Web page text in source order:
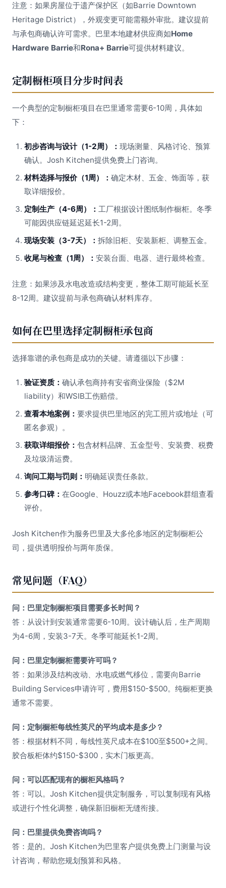
注意：如果房屋位于遗产保护区（如Barrie Downtown
Heritage District），外观变更可能需额外审批。建议提前
与承包商确认许可需求。巴里本地建材供应商如Home
Hardware Barrie和Rona+ Barrie可提供材料建议。
定制橱柜项目分步时间表
一个典型的定制橱柜项目在巴里通常需要6-10周，具体如
下：
初步咨询与设计（1-2周）： 现场测量、风格讨论、预算
确认。Josh Kitchen提供免费上门咨询。
材料选择与报价（1周）： 确定木材、五金、饰面等，获
取详细报价。
定制生产（4-6周）： 工厂根据设计图纸制作橱柜。冬季
可能因供应链延迟延长1-2周。
现场安装（3-7天）： 拆除旧柜、安装新柜、调整五金。
收尾与检查（1周）： 安装台面、电器、进行最终检查。
注意：如果涉及水电改造或结构变更，整体工期可能延长至
8-12周。建议提前与承包商确认材料库存。
如何在巴里选择定制橱柜承包商
选择靠谱的承包商是成功的关键。请遵循以下步骤：
验证资质： 确认承包商持有安省商业保险（$2M
liability）和WSIB工伤赔偿。
查看本地案例： 要求提供巴里地区的完工照片或地址（可
匿名参观）。
获取详细报价： 包含材料品牌、五金型号、安装费、税费
及垃圾清运费。
询问工期与罚则： 明确延误责任条款。
参考口碑： 在Google、Houzz或本地Facebook群组查看
评价。
Josh Kitchen作为服务巴里及大多伦多地区的定制橱柜公
司，提供透明报价与两年质保。
常见问题（FAQ）
问：巴里定制橱柜项目需要多长时间？
答：从设计到安装通常需要6-10周。设计确认后，生产周期
为4-6周，安装3-7天。冬季可能延长1-2周。
问：巴里定制橱柜需要许可吗？
答：如果涉及结构改动、水电或燃气移位，需要向Barrie
Building Services申请许可，费用$150-$500。纯橱柜更换
通常不需要。
问：定制橱柜每线性英尺的平均成本是多少？
答：根据材料不同，每线性英尺成本在$100至$500+之间。
胶合板柜体约$150-$300，实木门板更高。
问：可以匹配现有的橱柜风格吗？
答：可以。Josh Kitchen提供定制服务，可以复制现有风格
或进行个性化调整，确保新旧橱柜无缝衔接。
问：巴里提供免费咨询吗？
答：是的。Josh Kitchen为巴里客户提供免费上门测量与设
计咨询，帮助您规划预算和风格。